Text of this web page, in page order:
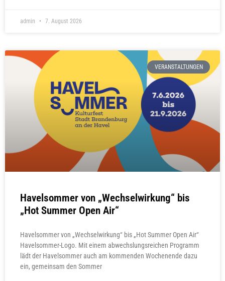
admin 7. August 2026
VERANSTALTUNGEN
Havelsommer von „Wechselwirkung“ bis
„Hot Summer Open Air“
Havelsommer von „Wechselwirkung“ bis „Hot Summer Open Air“
Havelsommer-Logo. Mit einem abwechslungsreichen Programm
lädt der Havelsommer auch am kommenden Wochenende dazu
ein, gemeinsam den Sommer